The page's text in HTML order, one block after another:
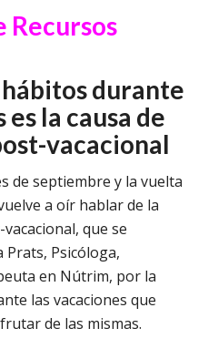
Recursos
durante
la causa de
vacacional
de septiembre y la vuelta
a oír hablar de la
que se
Prats, Psicóloga,
en Nútrim, por la
las vacaciones que
de las mismas.